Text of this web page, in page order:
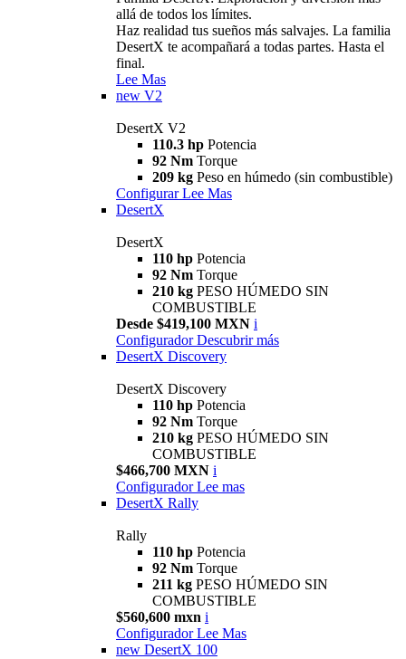
allá de todos los límites.
Haz realidad tus sueños más salvajes. La familia
DesertX te acompañará a todas partes. Hasta el
final.
Lee Mas
new V2
DesertX V2
110.3 hp Potencia
92 Nm Torque
209 kg Peso en húmedo (sin combustible)
Configurar Lee Mas
DesertX
DesertX
110 hp Potencia
92 Nm Torque
210 kg PESO HÚMEDO SIN
COMBUSTIBLE
Desde $419,100 MXN i
Configurador Descubrir más
DesertX Discovery
DesertX Discovery
110 hp Potencia
92 Nm Torque
210 kg PESO HÚMEDO SIN
COMBUSTIBLE
$466,700 MXN i
Configurador Lee mas
DesertX Rally
Rally
110 hp Potencia
92 Nm Torque
211 kg PESO HÚMEDO SIN
COMBUSTIBLE
$560,600 mxn i
Configurador Lee Mas
new DesertX 100